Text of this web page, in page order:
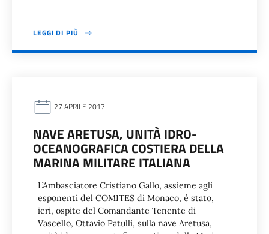
LEGGI DI PIÙ
27 APRILE 2017
NAVE ARETUSA, UNITÀ IDRO-
OCEANOGRAFICA COSTIERA DELLA
MARINA MILITARE ITALIANA
L’Ambasciatore Cristiano Gallo, assieme agli
esponenti del COMITES di Monaco, é stato,
ieri, ospite del Comandante Tenente di
Vascello, Ottavio Patulli, sulla nave Aretusa,